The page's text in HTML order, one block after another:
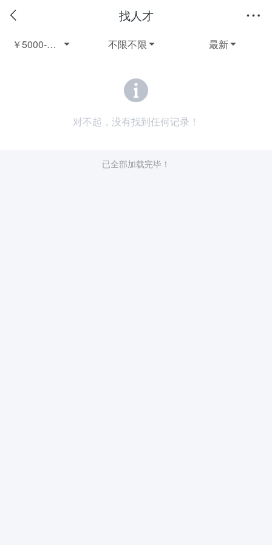
找人才

￥5000-6000在校生兼职 
不限不限 
最新
对不起，没有找到任何记录！
已全部加载完毕！